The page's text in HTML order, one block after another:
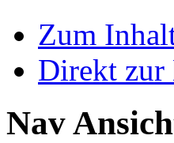
Zum
Direkt zur
Nav